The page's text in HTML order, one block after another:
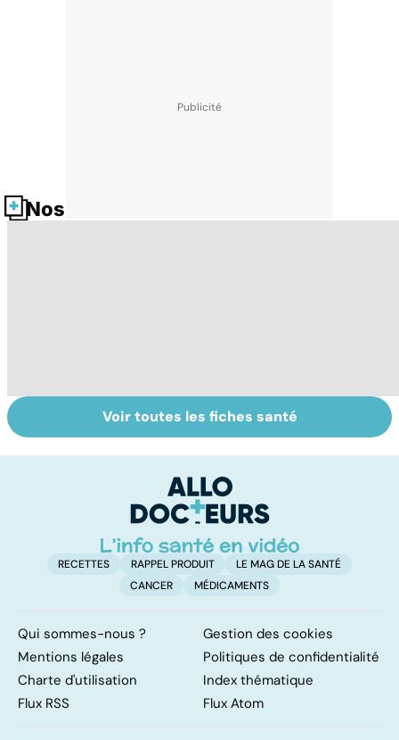
Nos fiches santé
HPV : tout savoir
sur les
Glandes
salivaires : les
glande parotide
Voir toutes les fiches santé
RECETTES RAPPEL PRODUIT
LE MAG DE LA SANTÉ
CANCER
MÉDICAMENTS
Qui sommes-nous ?
Gestion des cookies
Mentions légales
Politiques de confidentialité
Charte d'utilisation
Index thématique
Flux RSS
Flux Atom